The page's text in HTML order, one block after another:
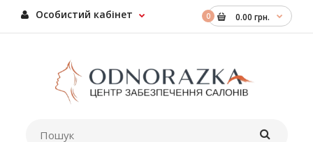
0 0.00 грн.
Особистий кабінет